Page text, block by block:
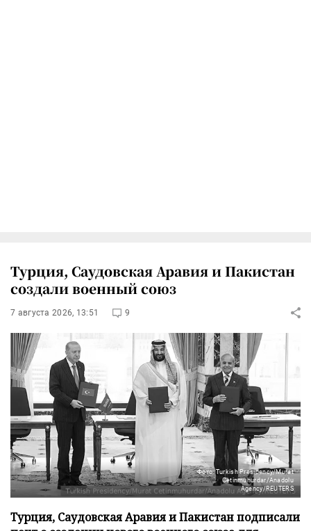
Турция, Саудовская Аравия и Пакистан
создали военный союз
7 августа 2026, 13:51 9
Фото: Turkish Presidency/Murat
Cetinmuhurdar/Anadolu
Agency/REUTERS
Турция, Саудовская Аравия и Пакистан подписали